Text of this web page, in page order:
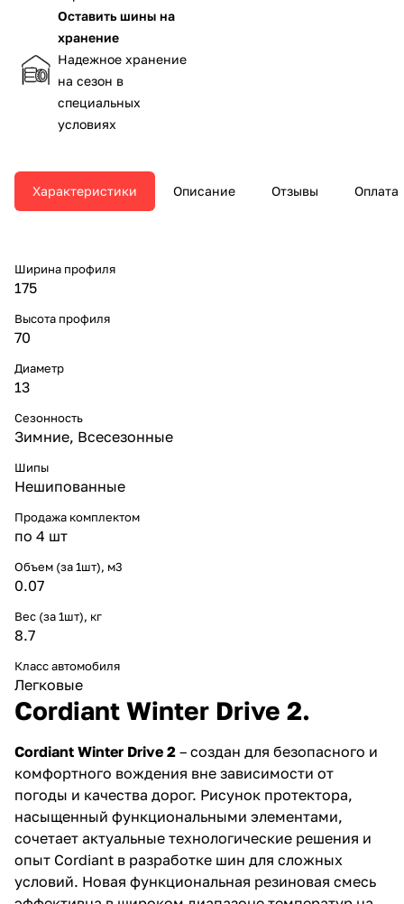
Оставить шины на
хранение
Надежное хранение
на сезон в
специальных
условиях
Характеристики Описание Отзывы Оплата
Ширина профиля
175
Высота профиля
70
Диаметр
13
Сезонность
Зимние, Всесезонные
Шипы
Нешипованные
Продажа комплектом
по 4 шт
Объем (за 1шт), м3
0.07
Вес (за 1шт), кг
8.7
Класс автомобиля
Легковые
Cordiant Winter Drive 2.
Cordiant Winter Drive 2 – создан для безопасного и
комфортного вождения вне зависимости от
погоды и качества дорог. Рисунок протектора,
насыщенный функциональными элементами,
сочетает актуальные технологические решения и
опыт Cordiant в разработке шин для сложных
условий. Новая функциональная резиновая смесь